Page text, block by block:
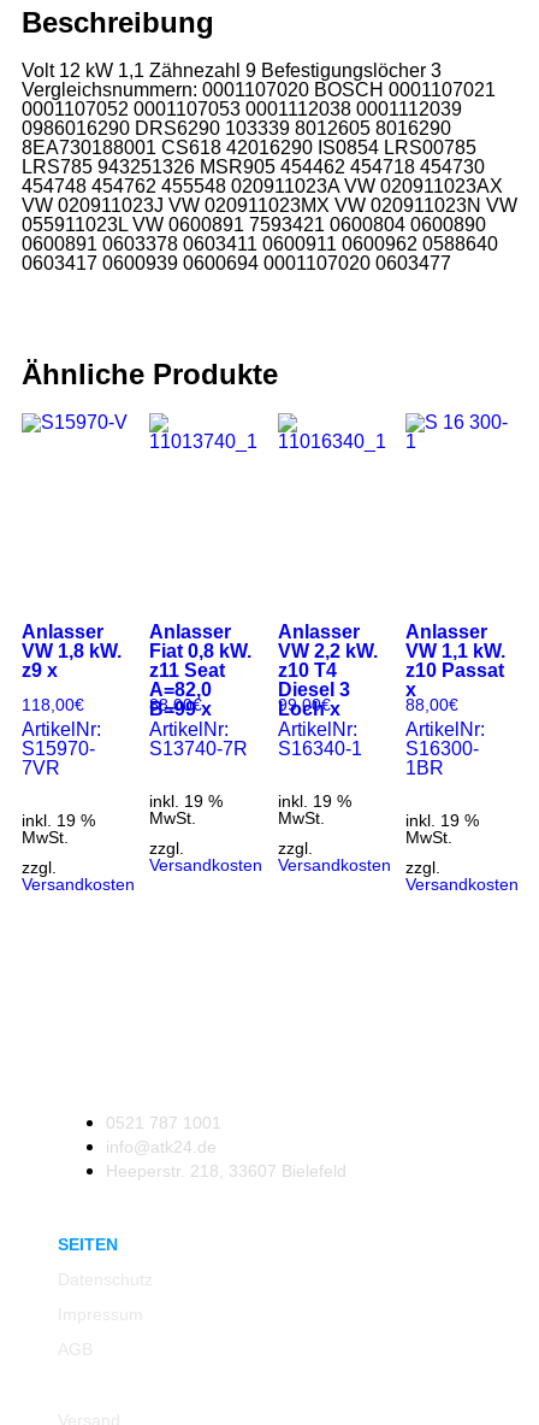
Beschreibung
Volt 12 kW 1,1 Zähnezahl 9 Befestigungslöcher 3
Vergleichsnummern: 0001107020 BOSCH 0001107021
0001107052 0001107053 0001112038 0001112039
0986016290 DRS6290 103339 8012605 8016290
8EA730188001 CS618 42016290 IS0854 LRS00785
LRS785 943251326 MSR905 454462 454718 454730
454748 454762 455548 020911023A VW 020911023AX
VW 020911023J VW 020911023MX VW 020911023N VW
055911023L VW 0600891 7593421 0600804 0600890
0600891 0603378 0603411 0600911 0600962 0588640
0603417 0600939 0600694 0001107020 0603477
Ähnliche Produkte
Anlasser
VW 1,8 kW.
z9 x
118,00€
ArtikelNr:
S15970-
7VR
inkl. 19 %
MwSt.
zzgl.
Versandkosten
Anlasser
Fiat 0,8 kW.
z11 Seat
A=82,0
B=99 x
88,00€
ArtikelNr:
S13740-7R
inkl. 19 %
MwSt.
zzgl.
Versandkosten
Anlasser
VW 2,2 kW.
z10 T4
Diesel 3
Loch x
99,00€
ArtikelNr:
S16340-1
inkl. 19 %
MwSt.
zzgl.
Versandkosten
Anlasser
VW 1,1 kW.
z10 Passat
x
88,00€
ArtikelNr:
S16300-
1BR
inkl. 19 %
MwSt.
zzgl.
Versandkosten
0521 787 1001
info@atk24.de
Heeperstr. 218, 33607 Bielefeld
SEITEN
Datenschutz
Impressum
AGB
Versand